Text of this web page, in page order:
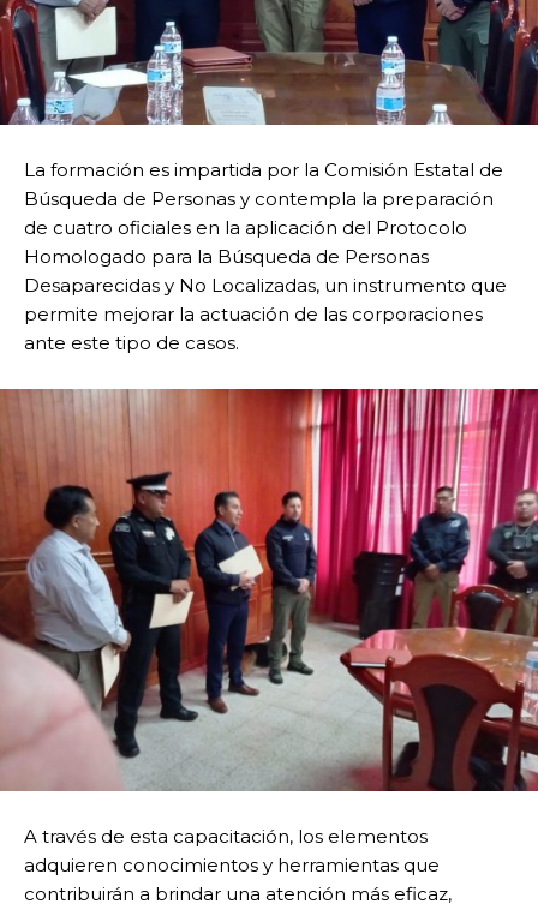
La formación es impartida por la Comisión Estatal de
Búsqueda de Personas y contempla la preparación
de cuatro oficiales en la aplicación del Protocolo
Homologado para la Búsqueda de Personas
Desaparecidas y No Localizadas, un instrumento que
permite mejorar la actuación de las corporaciones
ante este tipo de casos.
A través de esta capacitación, los elementos
adquieren conocimientos y herramientas que
contribuirán a brindar una atención más eficaz,